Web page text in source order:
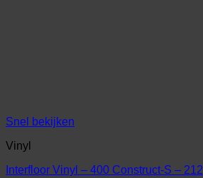
Snel bekijken
Vinyl
Interfloor Vinyl – 400 Construct-S – 212